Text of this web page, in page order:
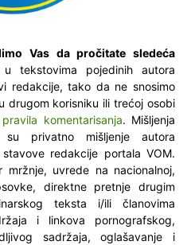
Vas da pročitate sledeća
tekstovima pojedinih autora
redakcije, tako da ne snosimo
drugom korisniku ili trećoj osobi
komentarisanja. Mišljenja
su privatno mišljenje autora
redakcije portala VOM.
mržnje, uvrede na nacionalnoj,
direktne pretnje drugim
teksta i/ili članovima
i linkova pornografskog,
sadržaja, oglašavanje i